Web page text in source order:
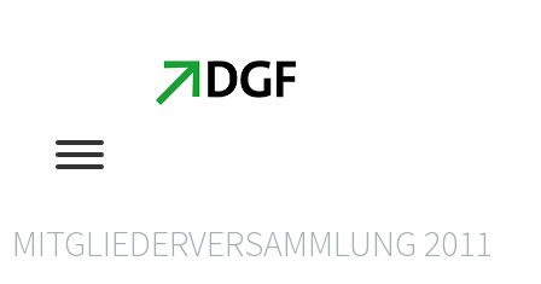
MITGLIEDERVERSAMMLUNG 2011